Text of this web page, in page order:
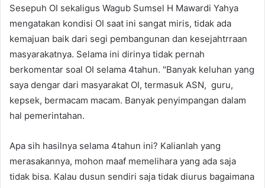
Sesepuh OI sekaligus Wagub Sumsel H Mawardi Yahya
mengatakan kondisi OI saat ini sangat miris, tidak ada
kemajuan baik dari segi pembangunan dan kesejahtrraan
masyarakatnya. Selama ini dirinya tidak pernah
berkomentar soal OI selama 4tahun. "Banyak keluhan yang
saya dengar dari masyarakat OI, termasuk ASN, guru,
kepsek, bermacam macam. Banyak penyimpangan dalam
hal pemerintahan.
Apa sih hasilnya selama 4tahun ini? Kalianlah yang
merasakannya, mohon maaf memelihara yang ada saja
tidak bisa. Kalau dusun sendiri saja tidak diurus bagaimana